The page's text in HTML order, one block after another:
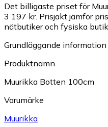
Det billigaste priset för
3 197 kr. Prisjakt jämför
nätbutiker och fysiska
Grundläggande information
Produktnamn
Muurikka Botten 100cm
Varumärke
Muurikka